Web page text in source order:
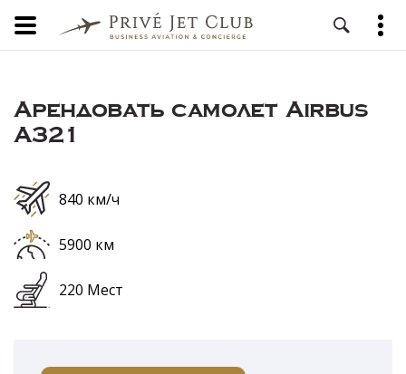
Арендовать самолет Airbus
A321
840 км/ч
5900 км
220 Мест